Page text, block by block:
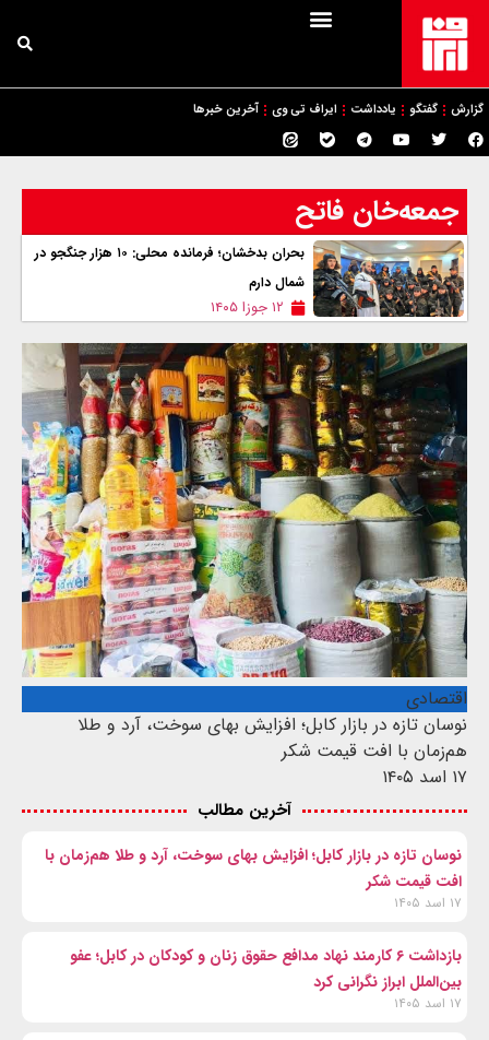
گزارش گفتگو یادداشت ایراف تی وی آخرین خبرها
جمعه‌خان فاتح
بحران بدخشان؛ فرمانده محلی: ۱۰ هزار جنگجو در
شمال دارم
۱۲ جوزا ۱۴۰۵
اقتصادی
نوسان تازه در بازار کابل؛ افزایش بهای سوخت، آرد و طلا
هم‌زمان با افت قیمت شکر
۱۷ اسد ۱۴۰۵
آخرین مطالب
نوسان تازه در بازار کابل؛ افزایش بهای سوخت، آرد و طلا هم‌زمان با
افت قیمت شکر
۱۷ اسد ۱۴۰۵
بازداشت ۶ کارمند نهاد مدافع حقوق زنان و کودکان در کابل؛ عفو
بین‌الملل ابراز نگرانی کرد
۱۷ اسد ۱۴۰۵